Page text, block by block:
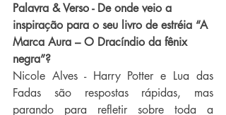
Palavra & Verso - De onde veio a
inspiração para o seu livro de estréia “A
Marca Aura – O Dracíndio da fênix
negra”?
Nicole Alves - Harry Potter e Lua das
Fadas são respostas rápidas, mas
parando para refletir sobre toda a